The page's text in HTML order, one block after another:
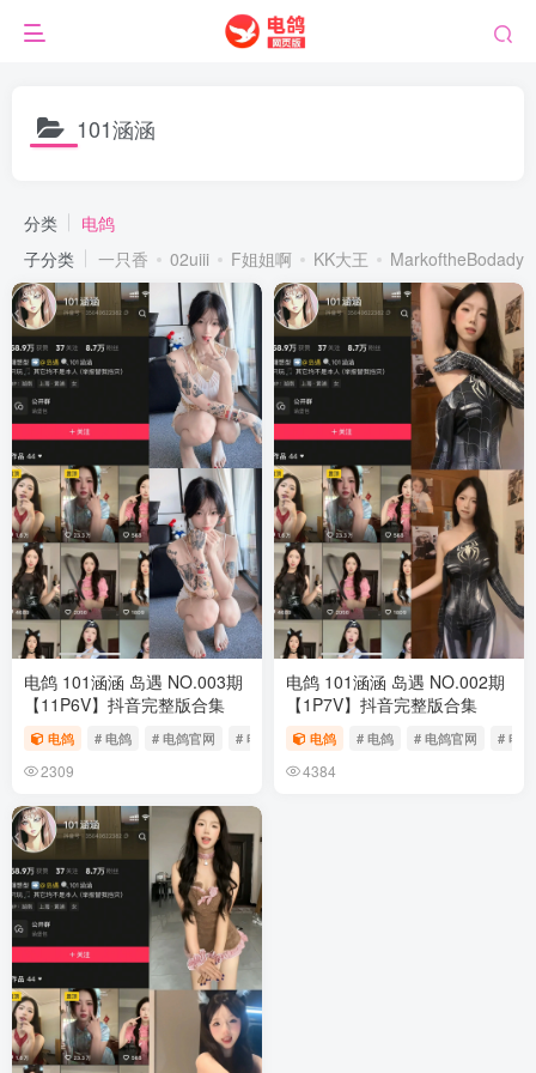
101涵涵
分类
电鸽
子分类
一只香 02uiii F姐姐啊 KK大王 MarkoftheBodady
电鸽 101涵涵 岛遇 NO.003期
【11P6V】抖音完整版合集
电鸽 # 电鸽 # 电鸽官网 # 电鸽app
2309
电鸽 101涵涵 岛遇 NO.002期
【1P7V】抖音完整版合集
电鸽 # 电鸽 # 电鸽官网 # 电
4384